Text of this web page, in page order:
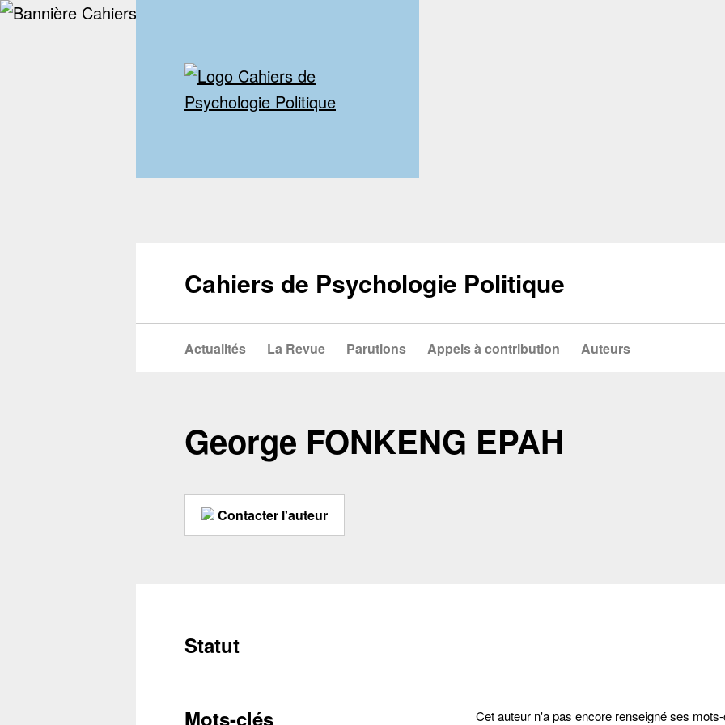
Cahiers de Psychologie Politique
Actualités La Revue Parutions Appels à contribution Auteurs
George FONKENG EPAH
Contacter l'auteur
Statut
Mots-clés Cet auteur n'a pas encore renseigné ses